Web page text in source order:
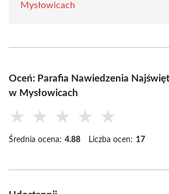
Mysłowicach
Oceń: Parafia Nawiedzenia
w Mysłowicach
★ ★ ★ ★ ★
Średnia ocena: 4.88 Liczba ocen: 17